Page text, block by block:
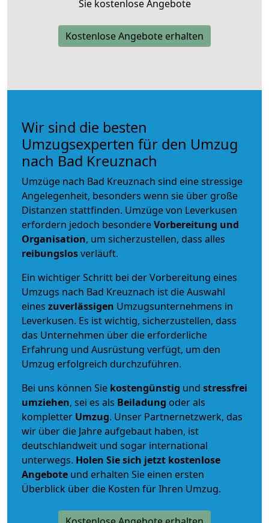
Sie kostenlose Angebote
Kostenlose Angebote erhalten
Wir sind die besten
Umzugsexperten für den Umzug
nach Bad Kreuznach
Umzüge nach Bad Kreuznach sind eine stressige
Angelegenheit, besonders wenn sie über große
Distanzen stattfinden. Umzüge von Leverkusen
erfordern jedoch besondereVorbereitung und
Organisation, um sicherzustellen, dass alles
reibungslosverläuft.
Ein wichtiger Schritt bei der Vorbereitung eines
Umzugs nach Bad Kreuznach ist die Auswahl
eines zuverlässigen Umzugsunternehmens in
Leverkusen. Es ist wichtig, sicherzustellen, dass
das Unternehmen über die erforderliche
Erfahrung und Ausrüstung verfügt, um den
Umzug erfolgreich durchzuführen.
Bei uns können Sie kostengünstig und stressfrei
umziehen, sei es als Beiladung oder als
kompletter Umzug. Unser Partnernetzwerk, das
wir über die Jahre aufgebaut haben, ist
deutschlandweit und sogar international
unterwegs. Holen Sie sich jetzt kostenlose
Angebote und erhalten Sie einen ersten
Überblick über die Kosten für Ihren Umzug.